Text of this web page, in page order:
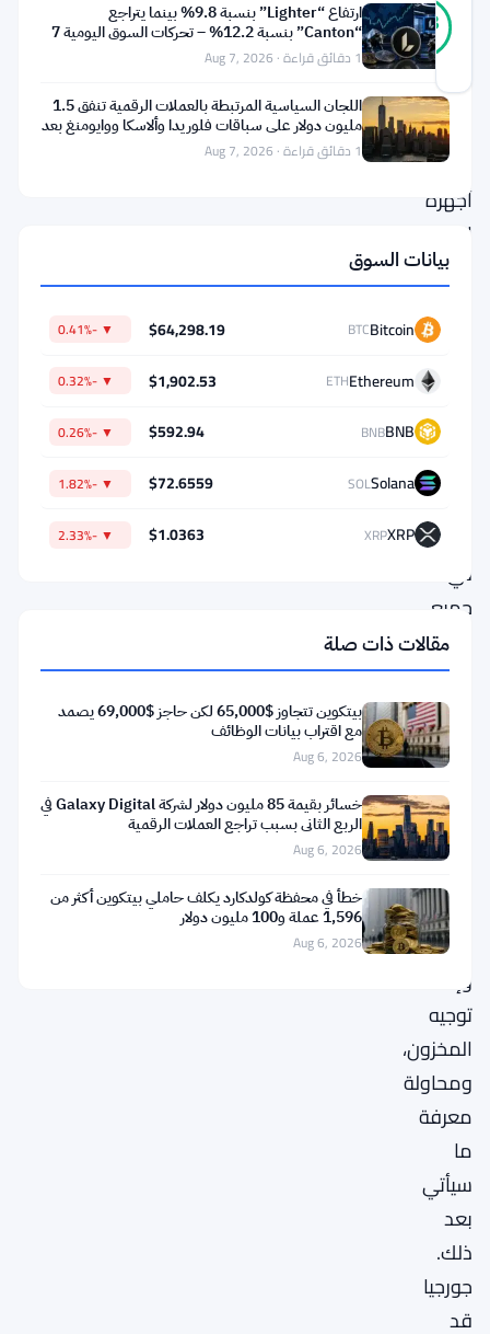
93
%
حقيقي
موثّق
أصوات
آخر تحديث 1 شهر مضت
دخل
حظر
أجهزة
الصراف
الآلي
الرقمية
تينيسي
التنفيذ
اليوم.
المشغلون
في
جميع
أنحاء
الولاية
الآن
في
حالة
ارتباك
يقومون
بتفكيك
الأجهزة،
وإعادة
توجيه
المخزون،
ومحاولة
معرفة
ما
سيأتي
بعد
ذلك.
جورجيا
قد
ارتفاع “Lighter” بنسبة 9.8% بينما يتراجع
“Canton” بنسبة 12.2% – تحركات السوق اليومية 7
أغسطس1 دقائق قراءة · Aug 7, 2026
اللجان السياسية المرتبطة بالعملات الرقمية تنفق 1.5
مليون دولار على سباقات فلوريدا وألاسكا ووايومنغ بعد
تعثر1 دقائق قراءة · Aug 7, 2026
بيانات السوق
Bitcoin
BTC
$64,298.19
▼ -0.41%
Ethereum
ETH
$1,902.53
▼ -0.32%
BNB
BNB
$592.94
▼ -0.26%
Solana
SOL
$72.6559
▼ -1.82%
XRP
XRP
$1.0363
▼ -2.33%
مقالات ذات صلة
بيتكوين تتجاوز $65,000 لكن حاجز $69,000 يصمد
مع اقتراب بيانات الوظائف
Aug 6, 2026
خسائر بقيمة 85 مليون دولار لشركة Galaxy Digital في
الربع الثاني بسبب تراجع العملات الرقمية
Aug 6, 2026
خطأ في محفظة كولدكارد يكلف حاملي بيتكوين أكثر من
1,596 عملة و100 مليون دولار
Aug 6, 2026